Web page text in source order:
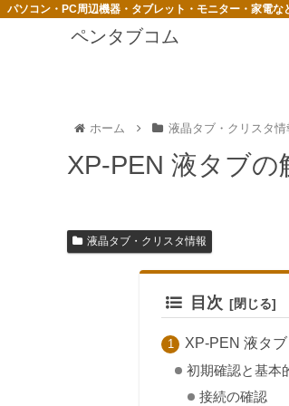
パソコン・PC周辺機器・タブレット・モニター・家電な
ペンタブコム
ホーム 液晶タブ・クリスタ情
XP-PEN 液タブ
液晶タブ・クリスタ情報
目次
XP-PEN 液タ
初期確認と基本
接続の確認